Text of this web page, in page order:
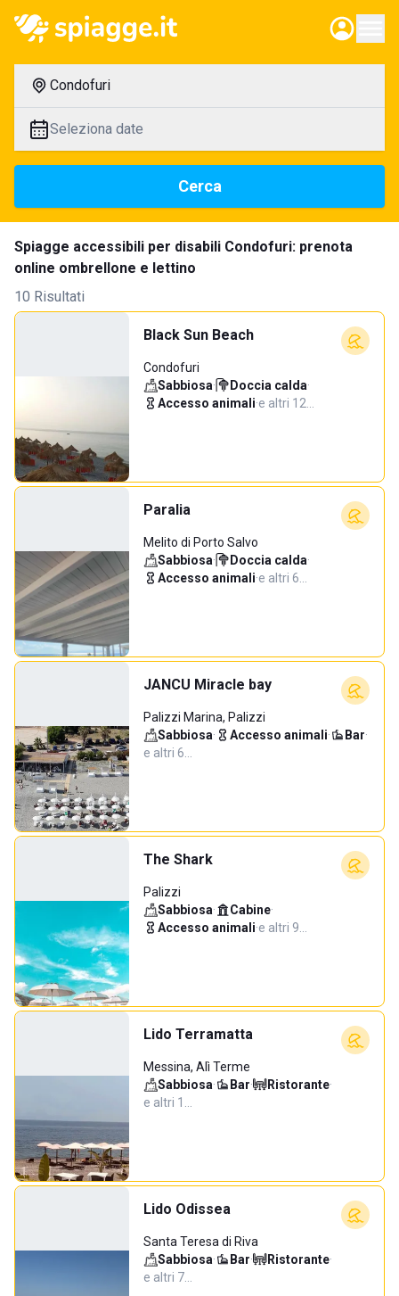
Condofuri
Seleziona date
Cerca
Spiagge accessibili per disabili Condofuri: prenota
online ombrellone e lettino
10 Risultati
Black Sun Beach
Condofuri
Sabbiosa· Doccia calda·
Accesso animali·e altri 12…
Paralia
Melito di Porto Salvo
Sabbiosa· Doccia calda·
Accesso animali·e altri 6…
JANCU Miracle bay
Palizzi Marina, Palizzi
Sabbiosa· Accesso animali· Bar·
e altri 6…
The Shark
Palizzi
Sabbiosa· Cabine·
Accesso animali·e altri 9…
Lido Terramatta
Messina, Alì Terme
Sabbiosa· Bar· Ristorante·
e altri 1…
Lido Odissea
Santa Teresa di Riva
Sabbiosa· Bar· Ristorante·
e altri 7…